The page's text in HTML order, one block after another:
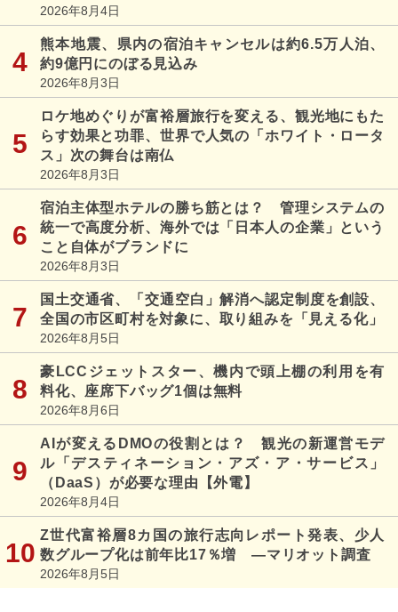
2026年8月4日
熊本地震、県内の宿泊キャンセルは約6.5万人泊、
約9億円にのぼる見込み
2026年8月3日
ロケ地めぐりが富裕層旅行を変える、観光地にもた
らす効果と功罪、世界で人気の「ホワイト・ロータ
ス」次の舞台は南仏
2026年8月3日
宿泊主体型ホテルの勝ち筋とは？ 管理システムの
統一で高度分析、海外では「日本人の企業」という
こと自体がブランドに
2026年8月3日
国土交通省、「交通空白」解消へ認定制度を創設、
全国の市区町村を対象に、取り組みを「見える化」
2026年8月5日
豪LCCジェットスター、機内で頭上棚の利用を有
料化、座席下バッグ1個は無料
2026年8月6日
AIが変えるDMOの役割とは？ 観光の新運営モデ
ル「デスティネーション・アズ・ア・サービス」
（DaaS）が必要な理由【外電】
2026年8月4日
Z世代富裕層8カ国の旅行志向レポート発表、少人
数グループ化は前年比17％増 ―マリオット調査
2026年8月5日